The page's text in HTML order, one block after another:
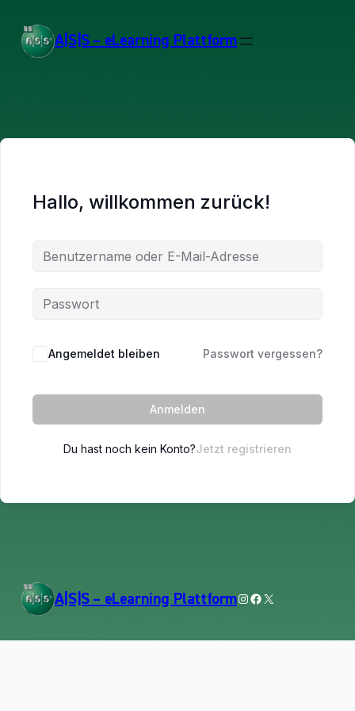
A|S|S – eLearning Plattform
Hallo, willkommen zurück!
Angemeldet bleiben Passwort vergessen?
Anmelden
Du hast noch kein Konto?Jetzt registrieren
A|S|S – eLearning PlattformInstagram
Facebook
X